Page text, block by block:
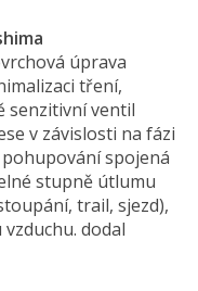
úprava
tření,
senzitivní ventil
v závislosti na fázi
spojená
stupně útlumu
trail, sjezd),
dodal